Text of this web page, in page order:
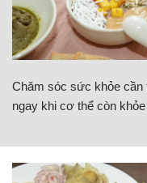
Chăm sóc sức khỏe cần
ngay khi cơ thể còn khỏe